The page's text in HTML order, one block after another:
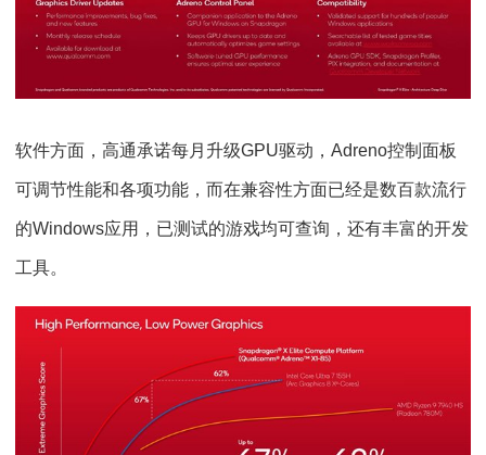
软件方面，高通承诺每月升级GPU驱动，Adreno控制面板
可调节性能和各项功能，而在兼容性方面已经是数百款流行
的Windows应用，已测试的游戏均可查询，还有丰富的开发
工具。